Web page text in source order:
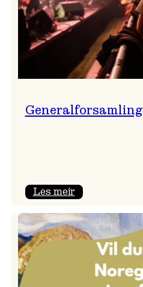
Generalforsamling
Les meir: